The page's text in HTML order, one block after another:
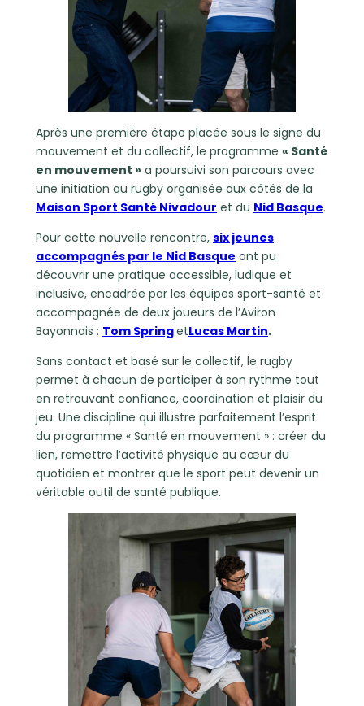
Après une première étape placée sous le signe du
mouvement et du collectif, le programme « Santé
en mouvement » a poursuivi son parcours avec
une initiation au rugby organisée aux côtés de la
Maison Sport Santé Nivadour et du Nid Basque.
Pour cette nouvelle rencontre, six jeunes
accompagnés par le Nid Basque ont pu
découvrir une pratique accessible, ludique et
inclusive, encadrée par les équipes sport-santé et
accompagnée de deux joueurs de l’Aviron
Bayonnais : Tom SpringetLucas Martin.
Sans contact et basé sur le collectif, le rugby
permet à chacun de participer à son rythme tout
en retrouvant confiance, coordination et plaisir du
jeu. Une discipline qui illustre parfaitement l’esprit
du programme « Santé en mouvement » : créer du
lien, remettre l’activité physique au cœur du
quotidien et montrer que le sport peut devenir un
véritable outil de santé publique.